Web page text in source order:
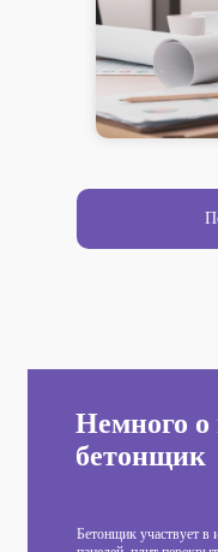
Немного о
бетонщик
Бетонщик участвует в